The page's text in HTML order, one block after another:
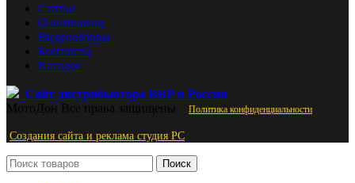
Статьи
О компании
Видеообзоры
Контакты
Каталог
Сайт дистрибьютора BRP в России
МотоДон Все права защищены Политика конфиденциальности
Создания сайта и реклама студия PС
Поиск